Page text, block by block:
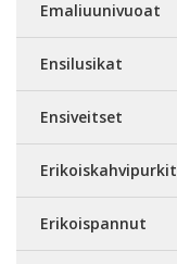
Emaliuunivuoat
Ensilusikat
Ensiveitset
Erikoiskahvipurkit
Erikoispannut